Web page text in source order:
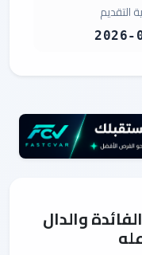
التقديم
2026-
والدال